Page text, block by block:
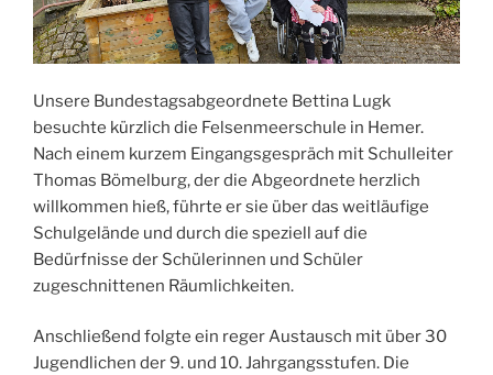
Unsere Bundestagsabgeordnete Bettina Lugk
besuchte kürzlich die Felsenmeerschule in Hemer.
Nach einem kurzem Eingangsgespräch mit Schulleiter
Thomas Bömelburg, der die Abgeordnete herzlich
willkommen hieß, führte er sie über das weitläufige
Schulgelände und durch die speziell auf die
Bedürfnisse der Schülerinnen und Schüler
zugeschnittenen Räumlichkeiten.
Anschließend folgte ein reger Austausch mit über 30
Jugendlichen der 9. und 10. Jahrgangsstufen. Die